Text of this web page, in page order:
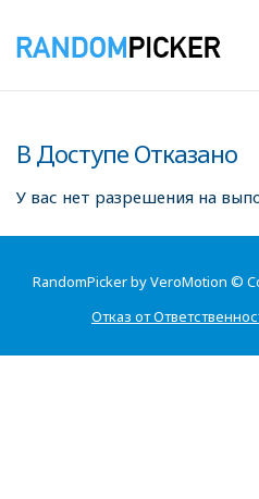
В Доступе Отказано
У вас нет разрешения на
RandomPicker by VeroMotion ©
Отказ от